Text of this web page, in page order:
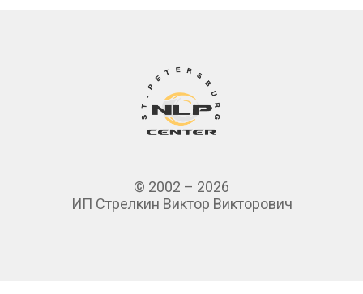
© 2002 – 2026
ИП Стрелкин Виктор Викторович